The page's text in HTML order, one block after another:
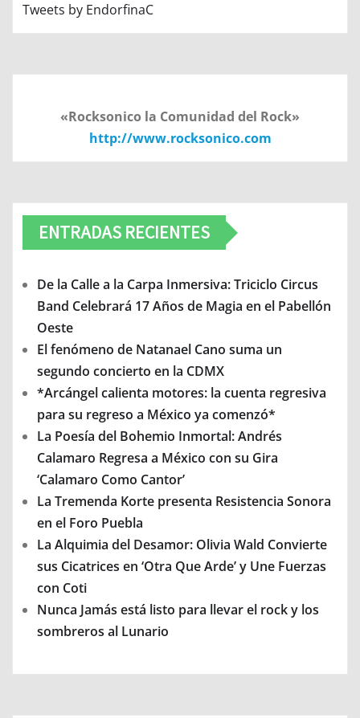
Tweets by EndorfinaC
«Rocksonico la Comunidad del Rock»
http://www.rocksonico.com
ENTRADAS RECIENTES
De la Calle a la Carpa Inmersiva: Triciclo Circus
Band Celebrará 17 Años de Magia en el Pabellón
Oeste
El fenómeno de Natanael Cano suma un
segundo concierto en la CDMX
*Arcángel calienta motores: la cuenta regresiva
para su regreso a México ya comenzó*
La Poesía del Bohemio Inmortal: Andrés
Calamaro Regresa a México con su Gira
‘Calamaro Como Cantor’
La Tremenda Korte presenta Resistencia Sonora
en el Foro Puebla
La Alquimia del Desamor: Olivia Wald Convierte
sus Cicatrices en ‘Otra Que Arde’ y Une Fuerzas
con Coti
Nunca Jamás está listo para llevar el rock y los
sombreros al Lunario